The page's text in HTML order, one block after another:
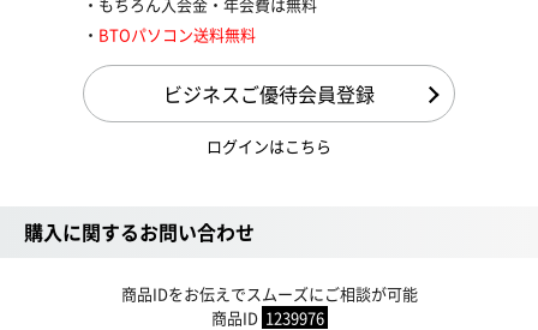
BTOパソコン送料無料
ビジネスご優待会員登録
ログインはこちら
購入に関するお問い合わせ
商品IDをお伝えでスムーズにご相談が可能
商品ID 1239976